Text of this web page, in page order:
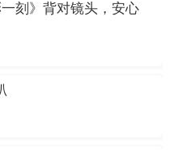
一刻》背对镜头，安心